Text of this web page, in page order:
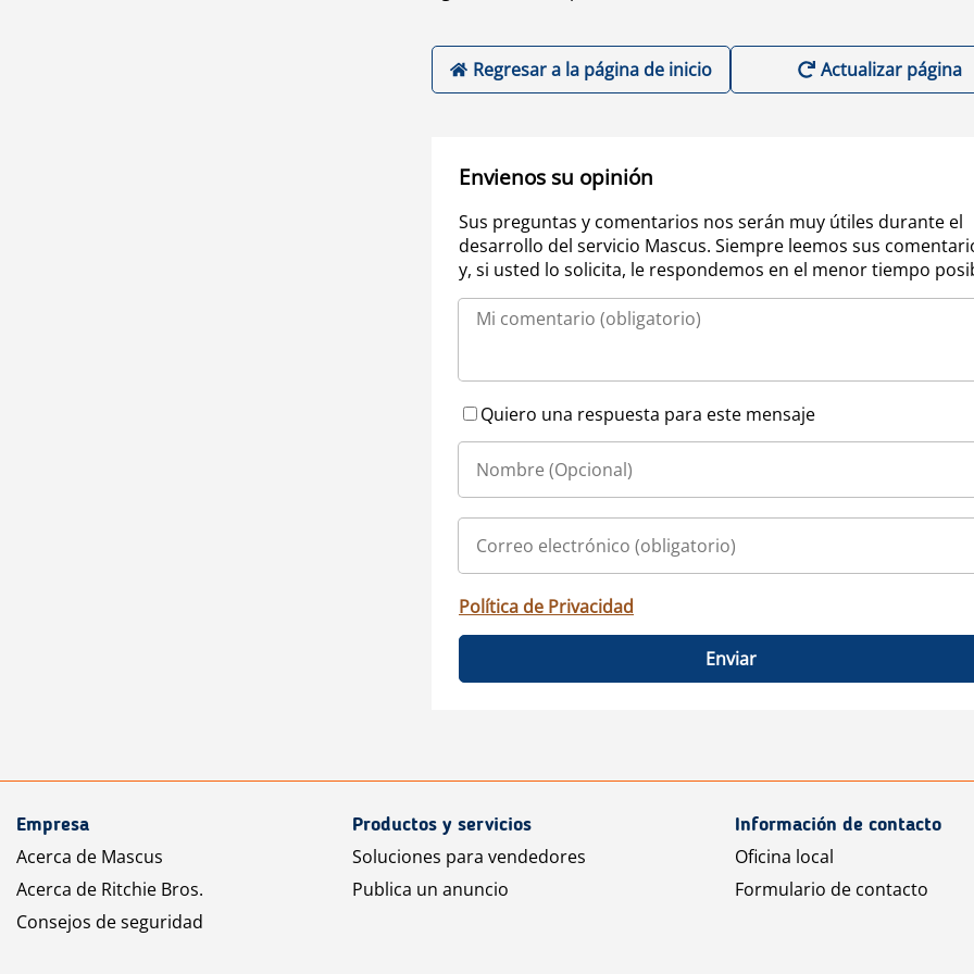
Regresar a la página de inicio Actualizar página
Envienos su opinión
Sus preguntas y comentarios nos serán muy útiles durante el
desarrollo del servicio Mascus. Siempre leemos sus
y, si usted lo solicita, le respondemos en el menor tiempo
Quiero una respuesta para este mensaje
Política de Privacidad
Enviar
Empresa
Acerca de Mascus
Acerca de Ritchie Bros.
Consejos de seguridad
Productos y servicios
Soluciones para vendedores
Publica un anuncio
Información de contacto
Oficina local
Formulario de contacto